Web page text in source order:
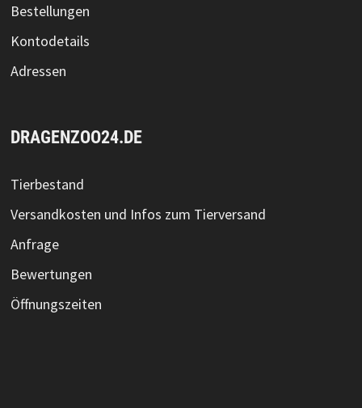
Bestellungen
Kontodetails
Adressen
DRAGENZOO24.DE
Tierbestand
Versandkosten und Infos zum Tierversand
Anfrage
Bewertungen
Öffnungszeiten